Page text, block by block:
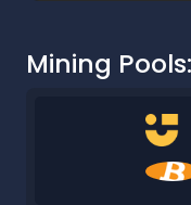
Mining Pools: